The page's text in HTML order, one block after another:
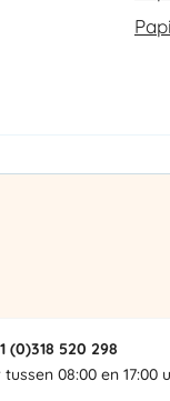
(0)318 520 298
08:00 en 17:00